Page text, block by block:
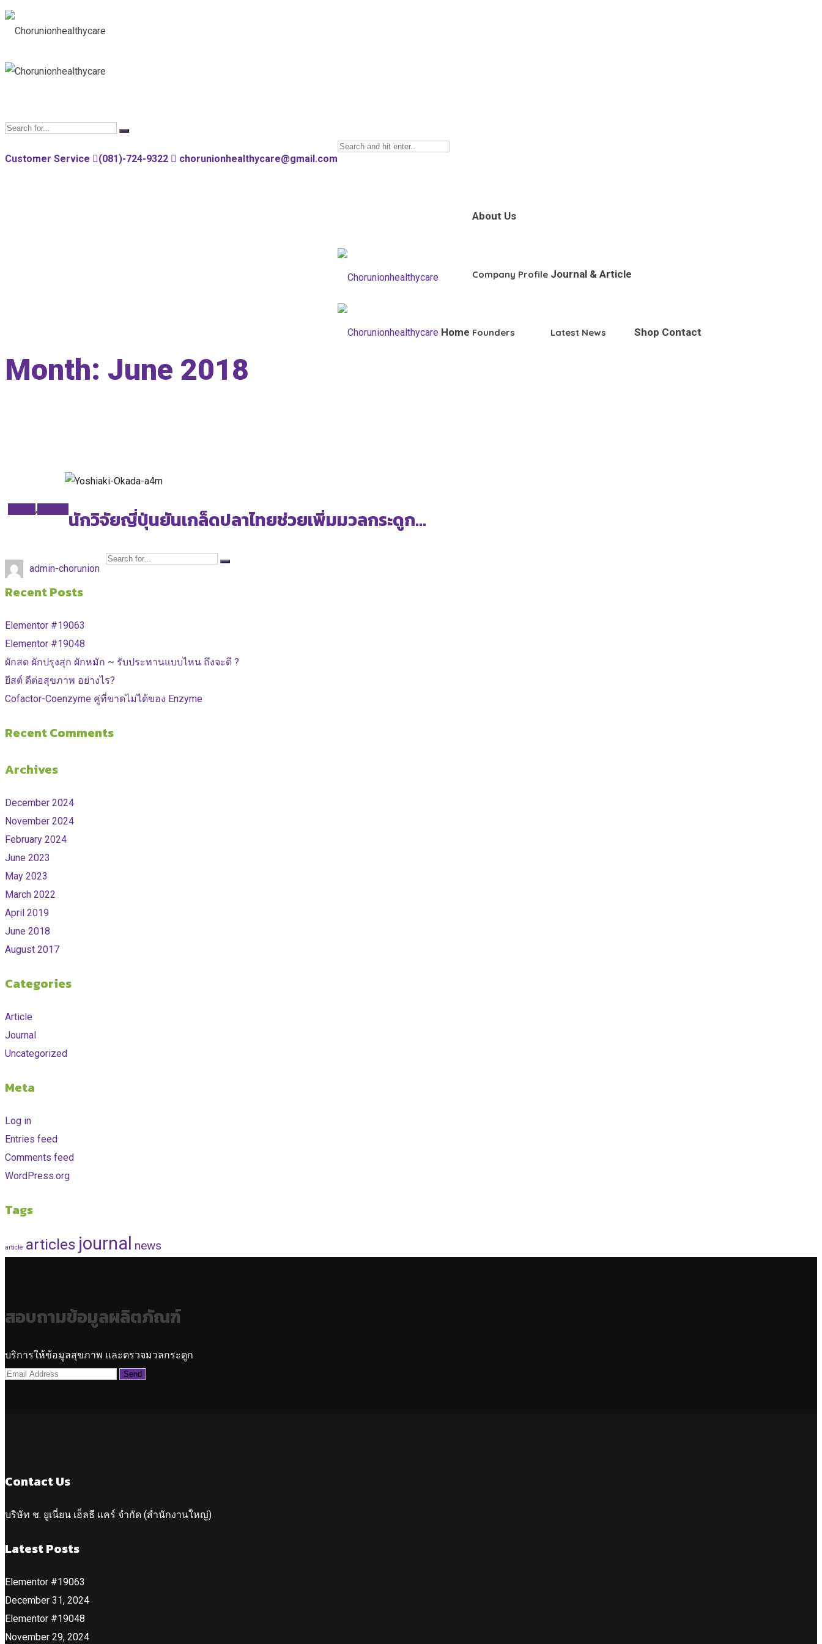
Customer Service (081)-724-9322 chorunionhealthycare@gmail.com
Home
About Us
Company Profile
Founders
Journal & Article
Latest News Shop Contact
Month: June 2018
, นักวิจัยญี่ปุ่นยันเกล็ดปลาไทยช่วยเพิ่มมวลกระดูก…
admin-chorunion
Recent Posts
Elementor #19063
Elementor #19048
ผักสด ผักปรุงสุก ผักหมัก ~ รับประทานแบบไหน ถึงจะดี ?
ยีสต์ ดีต่อสุขภาพ อย่างไร?
Cofactor-Coenzyme คู่ที่ขาดไม่ได้ของ Enzyme
Recent Comments
Archives
December 2024
November 2024
February 2024
June 2023
May 2023
March 2022
April 2019
June 2018
August 2017
Categories
Article
Journal
Uncategorized
Meta
Log in
Entries feed
Comments feed
WordPress.org
Tags
article articles journal news
สอบถามข้อมูลผลิตภัณฑ์
บริการให้ข้อมูลสุขภาพ และตรวจมวลกระดูก
Contact Us
บริษัท ช. ยูเนี่ยน เฮ็ลธี แคร์ จำกัด (สำนักงานใหญ่)
Latest Posts
Elementor #19063
December 31, 2024
Elementor #19048
November 29, 2024